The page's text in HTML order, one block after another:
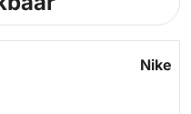
Nike